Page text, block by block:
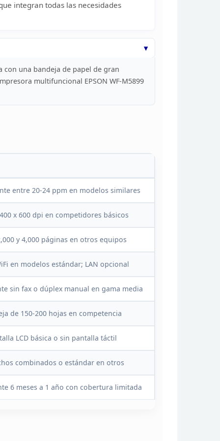
ESCANEO:
CAPTURE PRO,
ESCANEADO A LA
NUBE6 (INCLUIDO EL
CORREO
DISPOSITIVO DE
ESCANEADO A
BLANCO Y NEGRO Y MÓDEM: 33,6 KBPS APROX. 3
FAX: ENVÍO/RECEPCIÓN
MEMORIA DE FAX
HASTA 550 PÁGINAS
VELOCIDAD / INALÁMBRICA (802.11
ETHERNET ALÁMBRICA (1000BASE-T/100BASE-
TX/10BASE-T)
PROTOCOLOS DE RED: TCP/IP V4/V6
PROTOCOLOS DE IMPRESIÓN EN RED: IPP, LPD,
PROTOCOLOS DE ADMINISTRACIÓN EN RED:
SNMP, HTTP, DHCP, BOOTP, APIPA, DDNS, MDNS,
WPA2-PSK (TKIP), WPA2-ENTERPRISE, WPA3-
VOLTAJE DE ENTRADA
100 – 240 VAC / 50/60
CONSUMO DE ENERGIA
NIVEL DE RUIDO
DB(A) / PRESIÓN: 50
DB(A
integran todas las necesidades
con una bandeja de papel de gran
multifuncional EPSON WF-M5899
entre 20-24 ppm en modelos similares
x 600 dpi en competidores básicos
y 4,000 páginas en otros equipos
en modelos estándar; LAN opcional
sin fax o dúplex manual en gama media
de 150-200 hojas en competencia
LCD básica o sin pantalla táctil
combinados o estándar en otros
6 meses a 1 año con cobertura limitada